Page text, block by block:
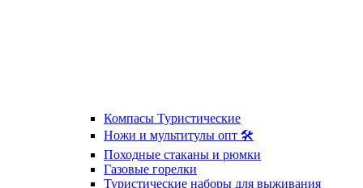
Компасы Туристические
Ножи и мультитулы опт 🛠
Походные стаканы и рюмки
Газовые горелки
Туристические наборы для выживания